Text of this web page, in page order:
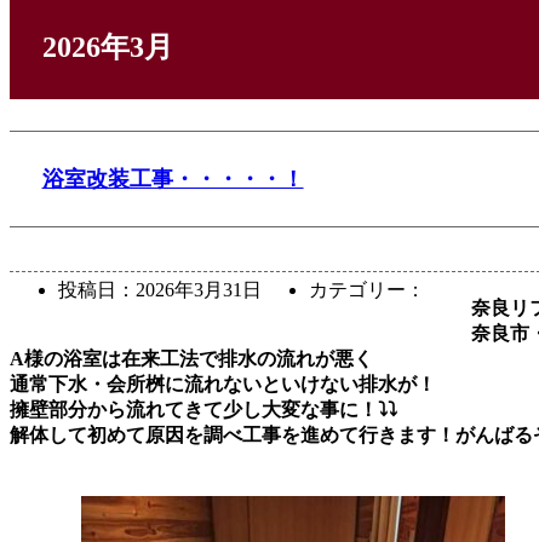
2026年3月
浴室改装工事・・・・・！
投稿日： 2026年3月31日
カテゴリー：
奈良リ
奈良市
A様の浴室は在来工法で排水の流れが悪く
通常下水・会所桝に流れないといけない排水が！
擁壁部分から流れてきて少し大変な事に！⤵⤵
解体して初めて原因を調べ工事を進めて行きます！がんばる